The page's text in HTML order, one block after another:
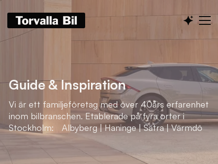
Guide & Inspiration
Vi är ett familjeföretag med över 40års erfarenhet
inom bilbranschen. Etablerade på fyra orter i
Stockholm: Albyberg | Haninge | Sätra | Värmdö